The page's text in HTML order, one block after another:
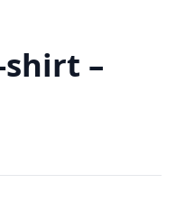
shirt –